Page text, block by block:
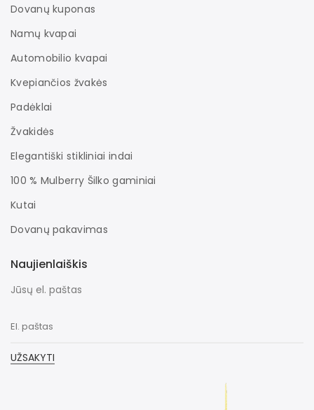
Dovanų kuponas
Namų kvapai
Automobilio kvapai
Kvepiančios žvakės
Padėklai
Žvakidės
Elegantiški stikliniai indai
100 % Mulberry Šilko gaminiai
Kutai
Dovanų pakavimas
Naujienlaiškis
Jūsų el. paštas